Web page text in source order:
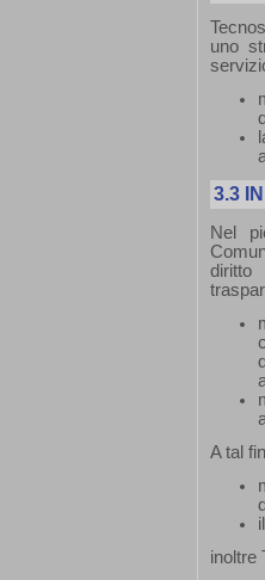
uno
3.3
Nel
diritto
A tal
inoltre